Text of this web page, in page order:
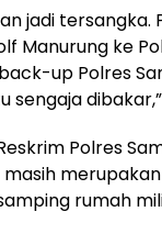
jadi
Manurung ke
up Polres
sengaja
Polres
rumah